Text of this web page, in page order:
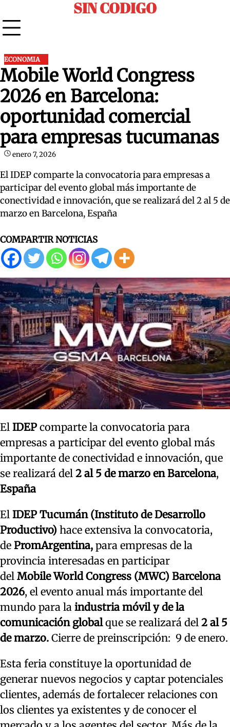
to
content
SIN CODIGO
ECONOMIA
Mobile World Congress
2026 en Barcelona:
oportunidad comercial
para empresas tucumanas
enero 7, 2026
El IDEP comparte la convocatoria para empresas a
participar del evento global más importante de
conectividad e innovación, que se realizará del 2 al 5 de
marzo en Barcelona, España
COMPARTIR NOTICIAS
El IDEP comparte la convocatoria para
empresas a participar del evento global más
importante de conectividad e innovación, que
se realizará del 2 al 5 de marzo en Barcelona,
España
El IDEP Tucumán (Instituto de Desarrollo
Productivo) hace extensiva la convocatoria,
de PromArgentina, para empresas de la
provincia interesadas en participar
del Mobile World Congress (MWC) Barcelona
2026, el evento anual más importante del
mundo para la industria móvil y de la
comunicación globalque se realizará del 2 al 5
de marzo. Cierre de preinscripción: 9 de enero.
Esta feria constituye la oportunidad de
generar nuevos negocios y captar potenciales
clientes, además de fortalecer relaciones con
los clientes ya existentes y de conocer el